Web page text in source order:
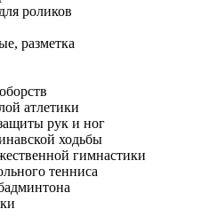
роликов
разметка
атлетики
рук и ног
ходьбы
гимнастики
тенниса